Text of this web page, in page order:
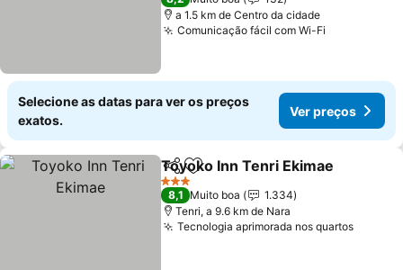
a 1.5 km de Centro da cidade
Comunicação fácil com Wi-Fi
Selecione as datas para ver os preços
exatos.
Ver preços
PartilharAdicionar aos favoritos
Toyoko Inn Tenri Ekimae
3 Estrelas
8,1 Muito boa
1.334
Tenri, a 9.6 km de Nara
Tecnologia aprimorada nos quartosVer